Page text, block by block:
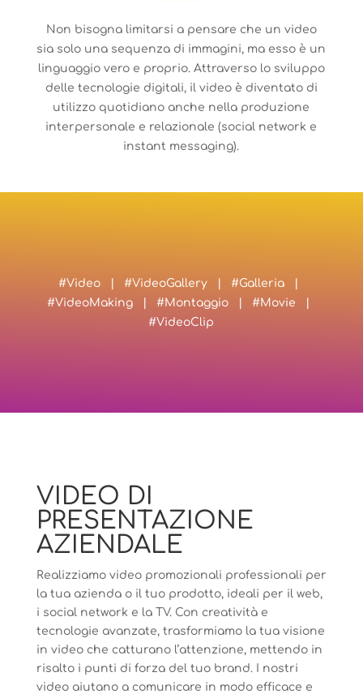
Non bisogna limitarsi a pensare che un video
sia solo una sequenza di immagini, ma esso è un
linguaggio vero e proprio. Attraverso lo sviluppo
delle tecnologie digitali, il video è diventato di
utilizzo quotidiano anche nella produzione
interpersonale e relazionale (social network e
instant messaging).
#Video | #VideoGallery | #Galleria |
#VideoMaking | #Montaggio | #Movie |
#VideoClip
VIDEO DI
PRESENTAZIONE
AZIENDALE
Realizziamo video promozionali professionali per
la tua azienda o il tuo prodotto, ideali per il web,
i social network e la TV. Con creatività e
tecnologie avanzate, trasformiamo la tua visione
in video che catturano l’attenzione, mettendo in
risalto i punti di forza del tuo brand. I nostri
video aiutano a comunicare in modo efficace e